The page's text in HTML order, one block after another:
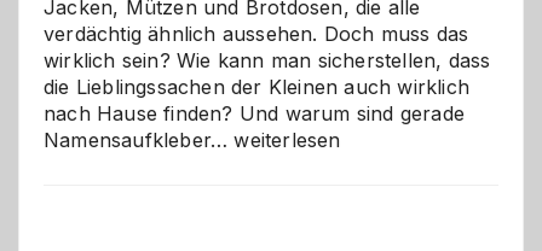
Jacken, Mützen und Brotdosen, die alle
verdächtig ähnlich aussehen. Doch muss das
wirklich sein? Wie kann man sicherstellen, dass
die Lieblingssachen der Kleinen auch wirklich
nach Hause finden? Und warum sind gerade
Namensaufkleber…Namensaufkleber
weiterlesen